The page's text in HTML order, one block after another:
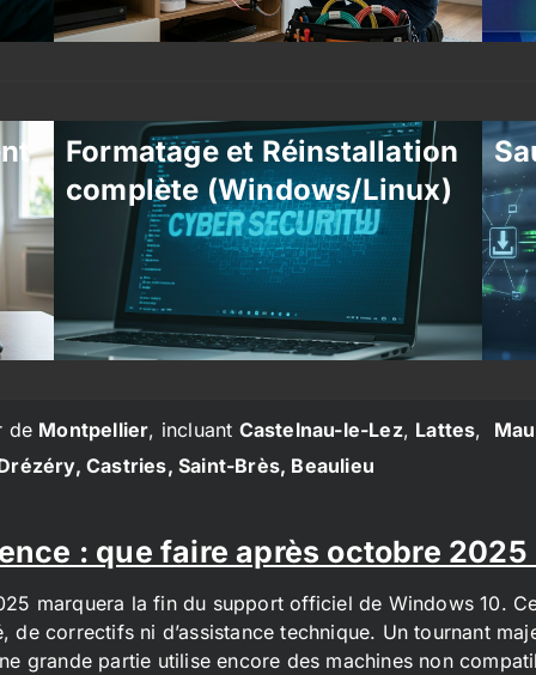
Formatage et Réinstallation
complète (Windows/Linux)
de Montpellier, incluant Castelnau-le-Lez, Lattes,
Castries, Saint-Brès, Beaulieu
: que faire après octobre 2025
marquera la fin du support officiel de Windows 10.
correctifs ni d’assistance technique. Un tournant
grande partie utilise encore des machines non